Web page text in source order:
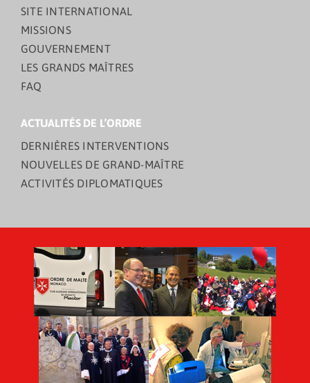
SITE INTERNATIONAL
MISSIONS
GOUVERNEMENT
LES GRANDS MAÎTRES
FAQ
ACTUALITÉS DE L’ORDRE
DERNIÈRES INTERVENTIONS
NOUVELLES DE GRAND-MAÎTRE
ACTIVITÉS DIPLOMATIQUES